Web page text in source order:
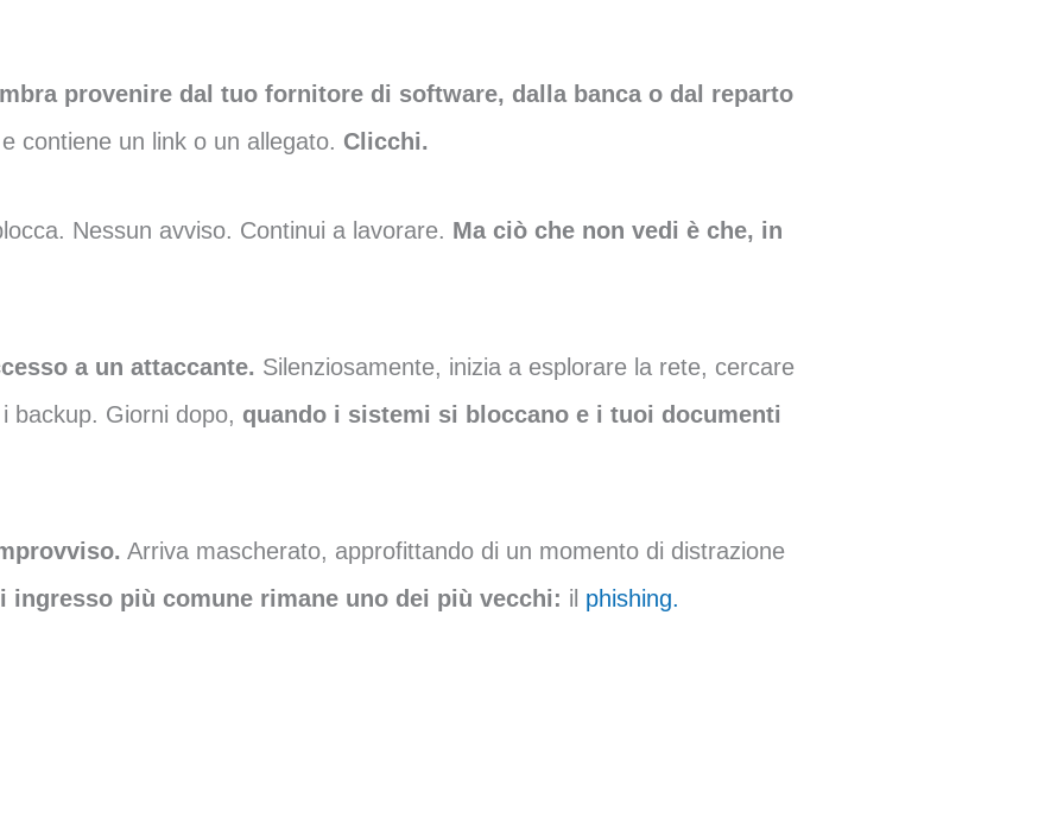
provenire dal tuo fornitore di software, dalla banca o dal reparto
contiene un link o un allegato. Clicchi.
Nessun avviso. Continui a lavorare. Ma ciò che non vedi è che, in
a un attaccante. Silenziosamente, inizia a esplorare la rete, cercare
backup. Giorni dopo, quando i sistemi si bloccano e i tuoi documenti
Arriva mascherato, approfittando di un momento di distrazione
ingresso più comune rimane uno dei più vecchi: il phishing.